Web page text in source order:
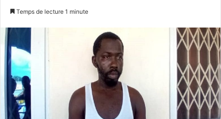
Temps de lecture 1 minute